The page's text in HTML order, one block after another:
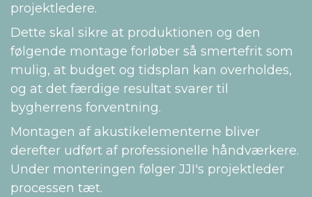
projektledere.
Dette skal sikre at produktionen og den
følgende montage forløber så smertefrit som
mulig, at budget og tidsplan kan overholdes,
og at det færdige resultat svarer til
bygherrens forventning.
Montagen af akustikelementerne bliver
derefter udført af professionelle håndværkere.
Under monteringen følger JJI's projektleder
processen tæt.